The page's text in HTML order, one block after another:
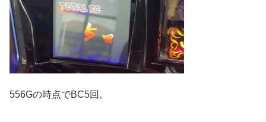
556Gの時点でBC5回。